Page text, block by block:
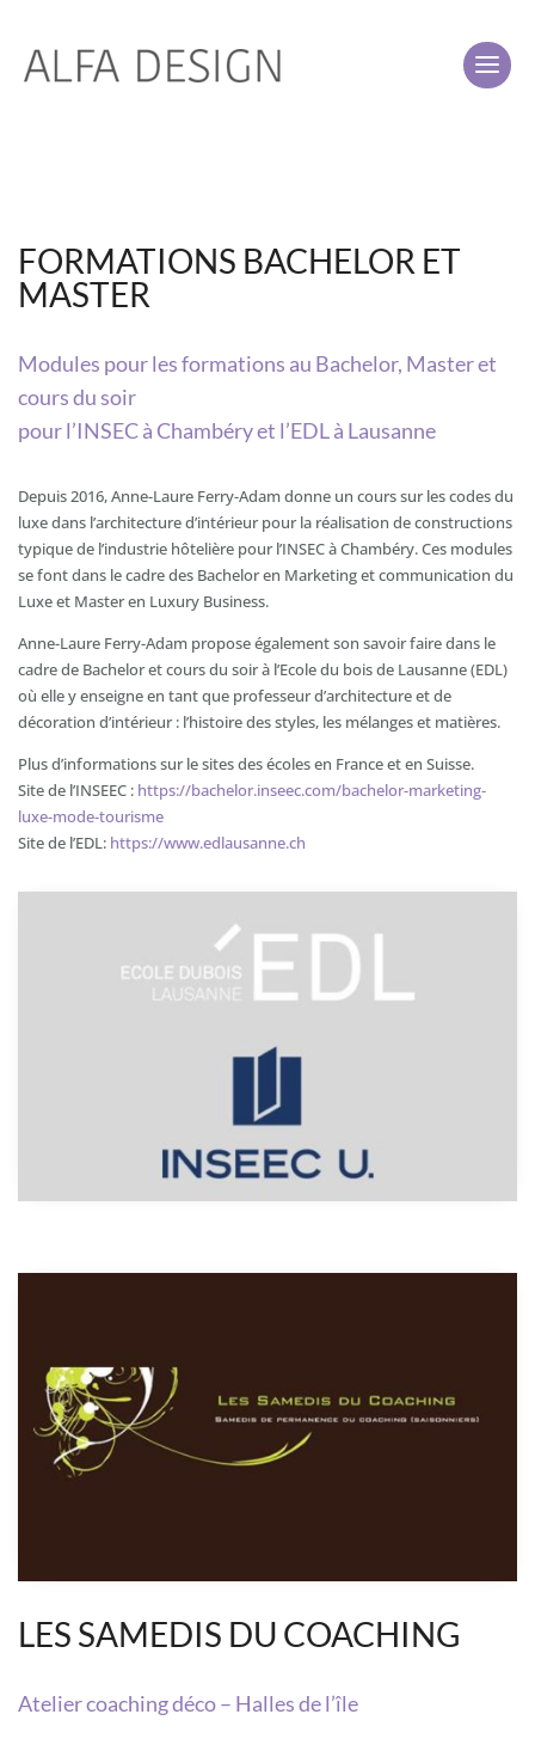
FORMATIONS BACHELOR ET
MASTER
Modules pour les formations au Bachelor, Master et
cours du soir
pour l’INSEC à Chambéry et l’EDL à Lausanne
Depuis 2016, Anne-Laure Ferry-Adam donne un cours sur les codes du
luxe dans l’architecture d’intérieur pour la réalisation de constructions
typique de l’industrie hôtelière pour l’INSEC à Chambéry. Ces modules
se font dans le cadre des Bachelor en Marketing et communication du
Luxe et Master en Luxury Business.
Anne-Laure Ferry-Adam propose également son savoir faire dans le
cadre de Bachelor et cours du soir à l’Ecole du bois de Lausanne (EDL)
où elle y enseigne en tant que professeur d’architecture et de
décoration d’intérieur : l’histoire des styles, les mélanges et matières.
Plus d’informations sur le sites des écoles en France et en Suisse.
Site de l’INSEEC : https://bachelor.inseec.com/bachelor-marketing-
luxe-mode-tourisme
Site de l’EDL: https://www.edlausanne.ch
LES SAMEDIS DU COACHING
Atelier coaching déco – Halles de l’île